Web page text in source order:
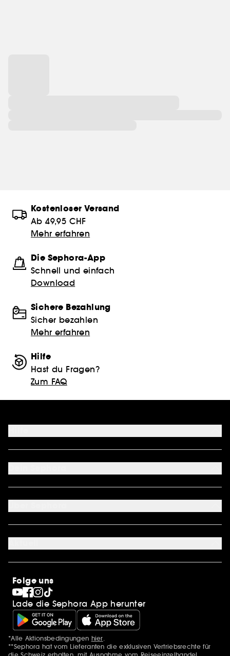
Kostenloser Versand
Ab 49,95 CHF
Mehr erfahren
Die Sephora-App
Schnell und einfach
Download
Sichere Bezahlung
Sicher bezahlen
Mehr erfahren
Hilfe
Hast du Fragen?
Zum FAQ
FAQ
Kontakt
Mein Konto
Cookie Einstellungen
Über uns
Karriere
SEPHORA Prize
Clean at Sephora
Pride
Folge uns
Lade die Sephora App herunter
Zusätzlich Erwähnungen
*Alle Aktionsbedingungen hier.
**Sephora hat vom Lieferanten die exklusiven Vertriebsrechte für